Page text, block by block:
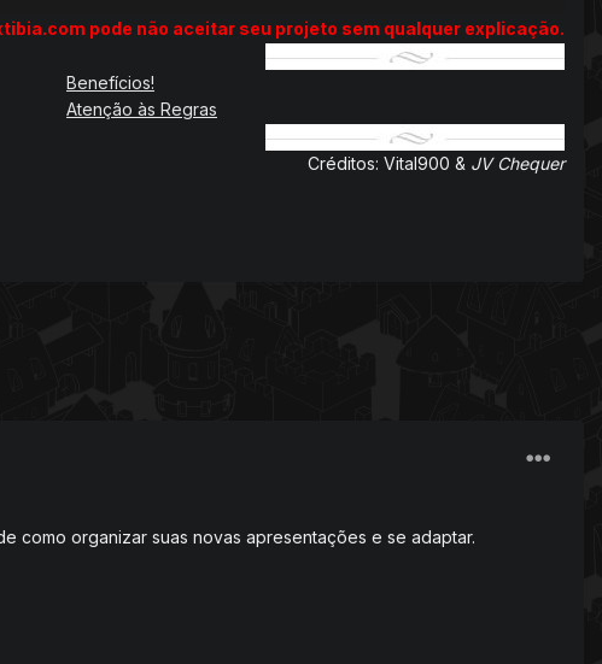
pode não aceitar seu projeto sem qualquer explicação.
Benefícios!
Atenção às Regras
Créditos: Vital900 & JV Chequer
como organizar suas novas apresentações e se adaptar.